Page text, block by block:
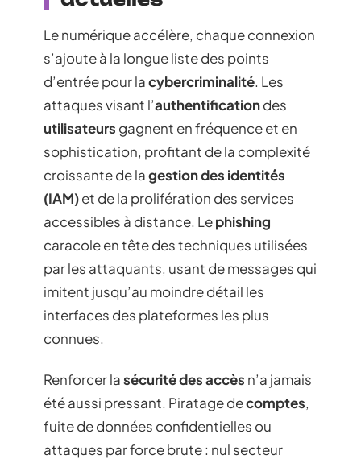
Le numérique accélère, chaque connexion
s’ajoute à la longue liste des points
d’entrée pour lacybercriminalité. Les
attaques visant l’authentificationdes
utilisateurs gagnent en fréquence et en
sophistication, profitant de la complexité
croissante de lagestion des identités
(IAM)et de la prolifération des services
accessibles à distance. Lephishing
caracole en tête des techniques utilisées
par les attaquants, usant de messages qui
imitent jusqu’au moindre détail les
interfaces des plateformes les plus
connues.
Renforcer lasécurité des accès n’a jamais
été aussi pressant. Piratage decomptes,
fuite de données confidentielles ou
attaques par force brute : nul secteur